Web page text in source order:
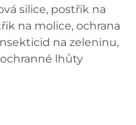
silice, postřik na
na molice, ochrana
na zeleninu,
lhůty